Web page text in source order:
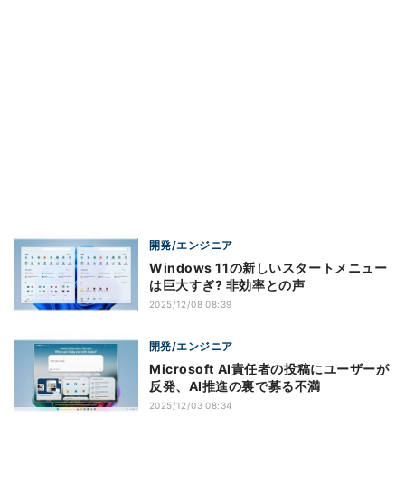
開発/エンジニア
Windows 11の新しいスタートメニュー
は巨大すぎ? 非効率との声
2025/12/08 08:39
開発/エンジニア
Microsoft AI責任者の投稿にユーザーが
反発、AI推進の裏で募る不満
2025/12/03 08:34